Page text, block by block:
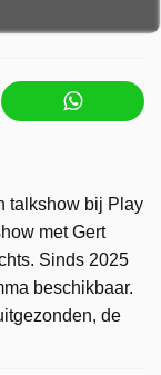
talkshow bij Play
met Gert
Sinds 2025
beschikbaar.
de